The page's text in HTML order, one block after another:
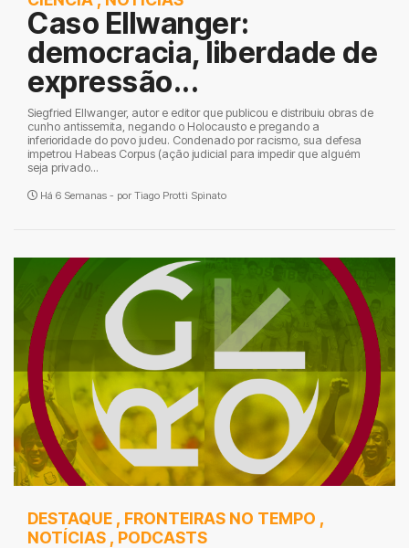
Caso Ellwanger:
democracia, liberdade de
expressão...
Siegfried Ellwanger, autor e editor que publicou e distribuiu obras de
cunho antissemita, negando o Holocausto e pregando a
inferioridade do povo judeu. Condenado por racismo, sua defesa
impetrou Habeas Corpus (ação judicial para impedir que alguém
seja privado...
Há 6 Semanas - por Tiago Protti Spinato
DESTAQUE , FRONTEIRAS NO TEMPO ,
NOTÍCIAS , PODCASTS